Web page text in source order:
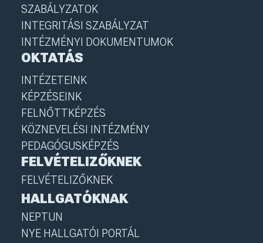
SZABÁLYZATOK
INTEGRITÁSI SZABÁLYZAT
INTÉZMÉNYI DOKUMENTUMOK
OKTATÁS
INTÉZETEINK
KÉPZÉSEINK
FELNŐTTKÉPZÉS
KÖZNEVELÉSI INTÉZMÉNY
PEDAGÓGUSKÉPZÉS
FELVÉTELIZŐKNEK
FELVÉTELIZŐKNEK
HALLGATÓKNAK
NEPTUN
NYE HALLGATÓI PORTÁL